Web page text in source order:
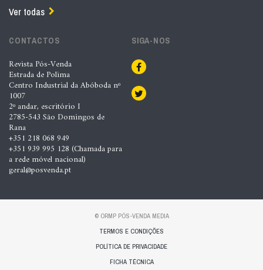
Ver todas
CONTACTOS
Revista Pós-Venda
Estrada de Polima
Centro Industrial da Abóboda nº
1007
2º andar, escritório I
2785-543 São Domingos de
Rana
+351 218 068 949
+351 939 995 128 (Chamada para
a rede móvel nacional)
geral@posvenda.pt
SIGA-NOS
© ORMP PÓS-VENDA MEDIA
TERMOS E CONDIÇÕES
POLÍTICA DE PRIVACIDADE
FICHA TÉCNICA